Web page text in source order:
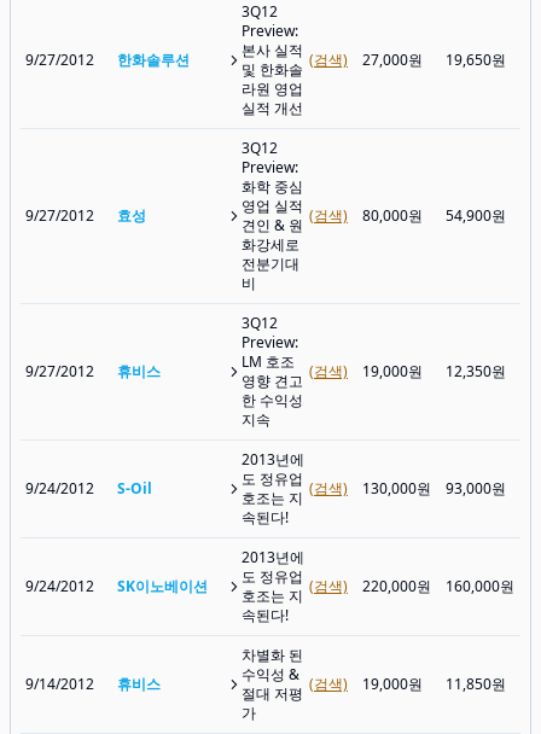
9/27/2012 한화솔루션
3Q12
Preview:
본사 실적
및 한화솔
라원 영업
실적 개선
(검색) 27,000원 19,650원
9/27/2012 효성
3Q12
Preview:
화학 중심
영업 실적
견인 & 원
화강세로
전분기대
비
(검색) 80,000원 54,900원
9/27/2012 휴비스
3Q12
Preview:
LM 호조
영향 견고
한 수익성
지속
(검색) 19,000원 12,350원
9/24/2012 S-Oil
2013년에
도 정유업
호조는 지
속된다!
(검색) 130,000원 93,000원
9/24/2012 SK이노베이션
2013년에
도 정유업
호조는 지
속된다!
(검색) 220,000원 160,000원
9/14/2012 휴비스
차별화 된
수익성 &
절대 저평
가
(검색) 19,000원 11,850원